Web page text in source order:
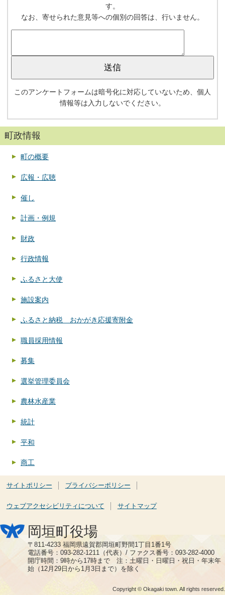
す。
なお、寄せられた意見等への個別の回答は、行いません。
このアンケートフォームは暗号化に対応していないため、個人
情報等は入力しないでください。
町政情報
町の概要
広報・広聴
催し
計画・例規
財政
行政情報
ふるさと大使
施設案内
ふるさと納税 おかがき応援寄附金
職員採用情報
募集
選挙管理委員会
農林水産業
統計
平和
商工
サイトポリシー プライバシーポリシー
ウェブアクセシビリティについて サイトマップ
岡垣町役場
〒811-4233 福岡県遠賀郡岡垣町野間1丁目1番1号
電話番号：093-282-1211（代表）/ ファクス番号：093-282-4000
開庁時間：9時から17時まで 注：土曜日・日曜日・祝日・年末年
始（12月29日から1月3日まで）を除く
Copyright © Okagaki town. All rights reserved.